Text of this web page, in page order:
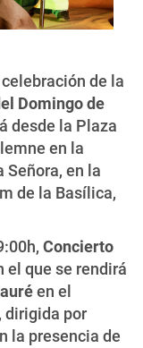
de la
Domingo de
desde la Plaza
en la
Señora, en la
de la Basílica,
Concierto
el que se rendirá
en el
dirigida por
la presencia de